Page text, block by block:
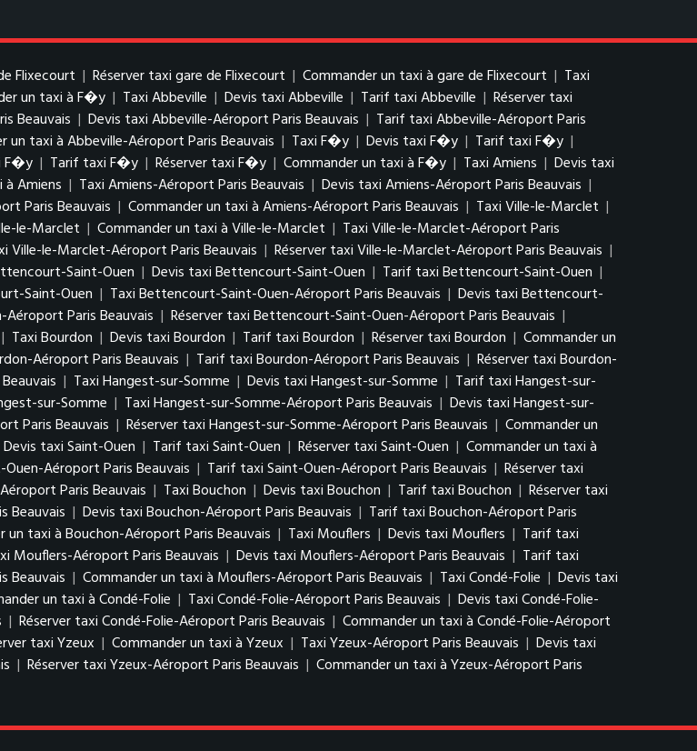
Flixecourt | Réserver taxi gare de Flixecourt | Commander un taxi à gare de Flixecourt | Taxi
un taxi à F�y | Taxi Abbeville | Devis taxi Abbeville | Tarif taxi Abbeville | Réserver taxi
Beauvais | Devis taxi Abbeville-Aéroport Paris Beauvais | Tarif taxi Abbeville-Aéroport Paris
un taxi à Abbeville-Aéroport Paris Beauvais | Taxi F�y | Devis taxi F�y | Tarif taxi F�y |
F�y | Tarif taxi F�y | Réserver taxi F�y | Commander un taxi à F�y | Taxi Amiens | Devis taxi
Amiens | Taxi Amiens-Aéroport Paris Beauvais | Devis taxi Amiens-Aéroport Paris Beauvais |
Paris Beauvais | Commander un taxi à Amiens-Aéroport Paris Beauvais | Taxi Ville-le-Marclet |
le-Marclet | Commander un taxi à Ville-le-Marclet | Taxi Ville-le-Marclet-Aéroport Paris
Ville-le-Marclet-Aéroport Paris Beauvais | Réserver taxi Ville-le-Marclet-Aéroport Paris Beauvais |
Saint-Ouen | Devis taxi Bettencourt-Saint-Ouen | Tarif taxi Bettencourt-Saint-Ouen |
Saint-Ouen | Taxi Bettencourt-Saint-Ouen-Aéroport Paris Beauvais | Devis taxi Bettencourt-
Paris Beauvais | Réserver taxi Bettencourt-Saint-Ouen-Aéroport Paris Beauvais |
| Taxi Bourdon | Devis taxi Bourdon | Tarif taxi Bourdon | Réserver taxi Bourdon | Commander un
Aéroport Paris Beauvais | Tarif taxi Bourdon-Aéroport Paris Beauvais | Réserver taxi Bourdon-
| Taxi Hangest-sur-Somme | Devis taxi Hangest-sur-Somme | Tarif taxi Hangest-sur-
sur-Somme | Taxi Hangest-sur-Somme-Aéroport Paris Beauvais | Devis taxi Hangest-sur-
Paris Beauvais | Réserver taxi Hangest-sur-Somme-Aéroport Paris Beauvais | Commander un
Devis taxi Saint-Ouen | Tarif taxi Saint-Ouen | Réserver taxi Saint-Ouen | Commander un taxi à
Aéroport Paris Beauvais | Tarif taxi Saint-Ouen-Aéroport Paris Beauvais | Réserver taxi
Paris Beauvais | Taxi Bouchon | Devis taxi Bouchon | Tarif taxi Bouchon | Réserver taxi
Beauvais | Devis taxi Bouchon-Aéroport Paris Beauvais | Tarif taxi Bouchon-Aéroport Paris
un taxi à Bouchon-Aéroport Paris Beauvais | Taxi Mouflers | Devis taxi Mouflers | Tarif taxi
Mouflers-Aéroport Paris Beauvais | Devis taxi Mouflers-Aéroport Paris Beauvais | Tarif taxi
Beauvais | Commander un taxi à Mouflers-Aéroport Paris Beauvais | Taxi Condé-Folie | Devis taxi
un taxi à Condé-Folie | Taxi Condé-Folie-Aéroport Paris Beauvais | Devis taxi Condé-Folie-
| Réserver taxi Condé-Folie-Aéroport Paris Beauvais | Commander un taxi à Condé-Folie-Aéroport
taxi Yzeux | Commander un taxi à Yzeux | Taxi Yzeux-Aéroport Paris Beauvais | Devis taxi
| Réserver taxi Yzeux-Aéroport Paris Beauvais | Commander un taxi à Yzeux-Aéroport Paris